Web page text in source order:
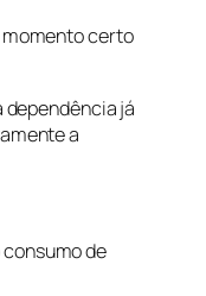
certo
dependência já
a
de